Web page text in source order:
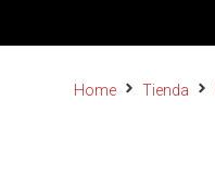
Home Tienda